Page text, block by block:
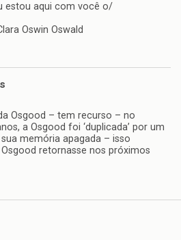
estou aqui com você o/
Oswin Oswald
Osgood – tem recurso – no
a Osgood foi ‘duplicada’ por um
memória apagada – isso
retornasse nos próximos